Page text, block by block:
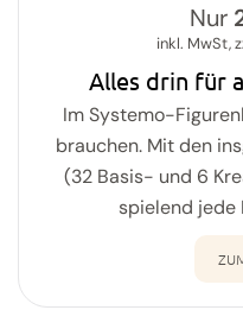
Nur
inkl. MwSt,
Alles drin für
Im Systemo-
brauchen. Mit den
(32 Basis- und 6
spielend jede